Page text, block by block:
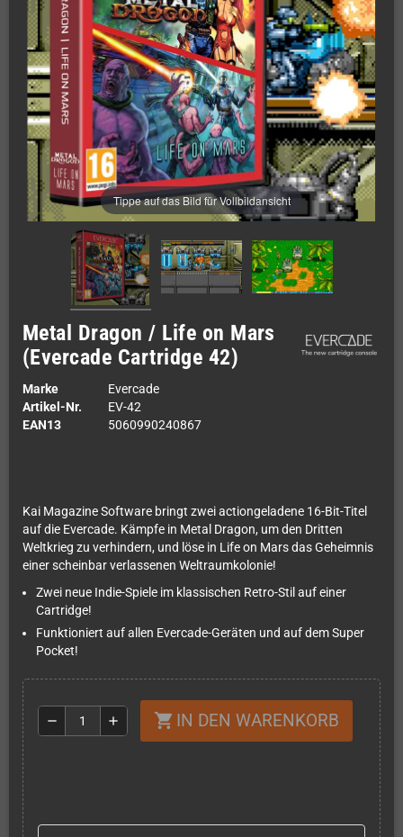
Tippe auf das Bild für Vollbildansicht
Metal Dragon / Life on Mars
(Evercade Cartridge 42)
Marke
Evercade
Artikel-Nr.
EV-42
EAN13
5060990240867
Kai Magazine Software bringt zwei actiongeladene 16-Bit-Titel
auf die Evercade. Kämpfe in Metal Dragon, um den Dritten
Weltkrieg zu verhindern, und löse in Life on Mars das Geheimnis
einer scheinbar verlassenen Weltraumkolonie!
Zwei neue Indie-Spiele im klassischen Retro-Stil auf einer
Cartridge!
Funktioniert auf allen Evercade-Geräten und auf dem Super
Pocket!
remove add shopping_cart IN DEN WARENKORB